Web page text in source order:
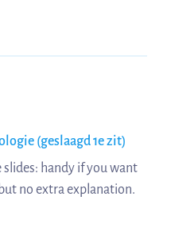
(geslaagd 1e zit)
handy if you want
no extra explanation.